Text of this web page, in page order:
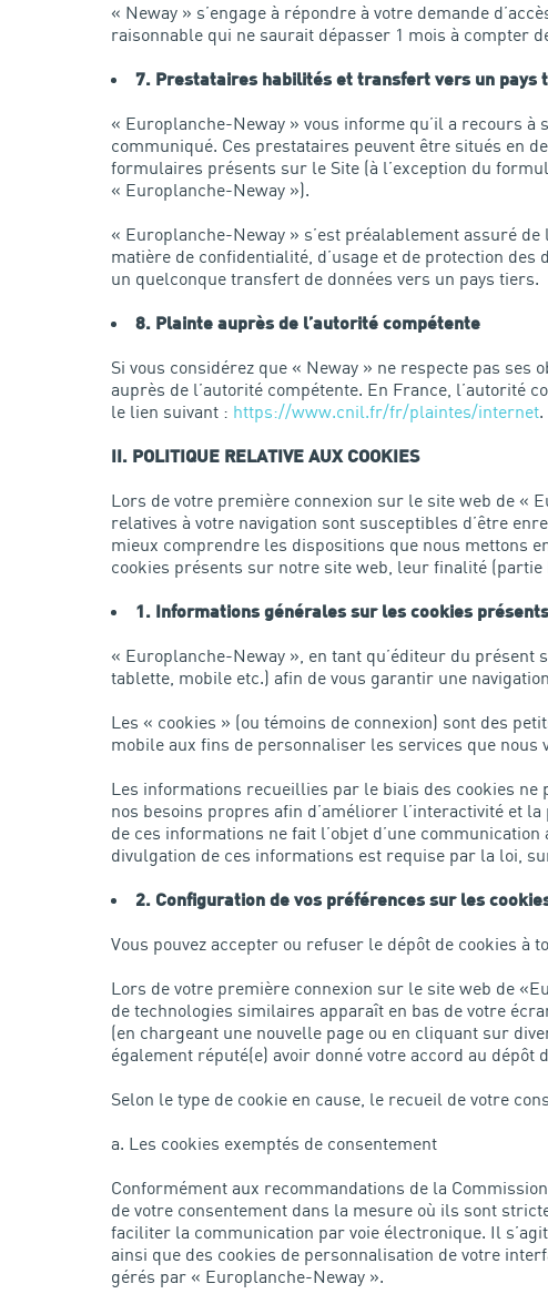
« Neway » s’engage à répondre à votre demande
raisonnable qui ne saurait dépasser 1 mois à compter
7. Prestataires habilités et transfert vers un pays
« Europlanche-Neway » vous informe qu’il a recours
communiqué. Ces prestataires peuvent être situés en
formulaires présents sur le Site (à l’exception du
« Europlanche-Neway »).
« Europlanche-Neway » s’est préalablement assuré
matière de confidentialité, d’usage et de protection
un quelconque transfert de données vers un pays tiers.
8. Plainte auprès de l’autorité compétente
Si vous considérez que « Neway » ne respecte pas
auprès de l’autorité compétente. En France, l’autorité
le lien suivant : https://www.cnil.fr/fr/plaintes/internet.
II. POLITIQUE RELATIVE AUX COOKIES
Lors de votre première connexion sur le site web de «
relatives à votre navigation sont susceptibles d’être
mieux comprendre les dispositions que nous mettons
cookies présents sur notre site web, leur finalité
1. Informations générales sur les cookies
« Europlanche-Neway », en tant qu’éditeur du
tablette, mobile etc.) afin de vous garantir une
Les « cookies » (ou témoins de connexion) sont des
mobile aux fins de personnaliser les services que nous
Les informations recueillies par le biais des cookies
nos besoins propres afin d’améliorer l’interactivité et
de ces informations ne fait l’objet d’une
divulgation de ces informations est requise par la loi,
2. Configuration de vos préférences sur les
Vous pouvez accepter ou refuser le dépôt de cookies à
Lors de votre première connexion sur le site web de
de technologies similaires apparaît en bas de votre
(en chargeant une nouvelle page ou en cliquant sur
également réputé(e) avoir donné votre accord au
Selon le type de cookie en cause, le recueil de votre
a. Les cookies exemptés de consentement
Conformément aux recommandations de la
de votre consentement dans la mesure où ils sont
faciliter la communication par voie électronique. Il
ainsi que des cookies de personnalisation de votre
gérés par « Europlanche-Neway ».